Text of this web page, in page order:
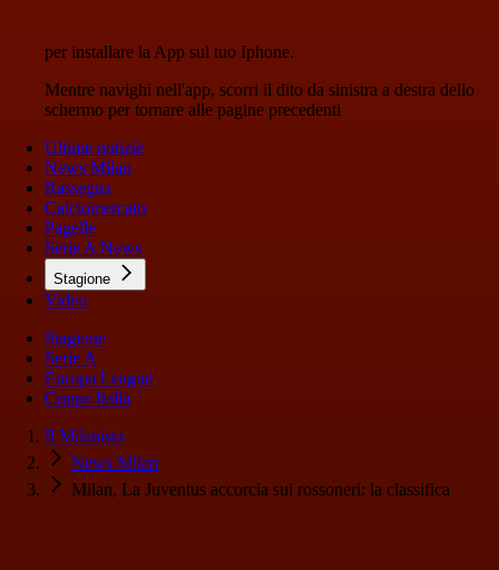
per installare la App sul tuo Iphone.
Mentre navighi nell'app, scorri il dito da sinistra a destra dello
schermo per tornare alle pagine precedenti
Ultime notizie
News Milan
Rassegna
Calciomercato
Pagelle
Serie A News
Stagione
Video
Stagione
Serie A
Europa League
Coppa Italia
Il Milanista
News Milan
Milan, La Juventus accorcia sui rossoneri: la classifica